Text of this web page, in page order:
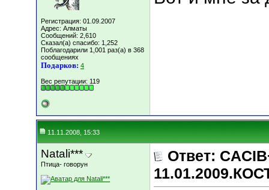
Регистрация: 01.09.2007
Адрес: Алматы
Сообщений: 2,610
Сказал(а) спасибо: 1,252
Поблагодарили 1,001 раз(а) в 368
сообщениях
Подарков: 4
Вес репутации: 119
11.11.2008, 15:33
Natali***
Птица- говорун
Ответ: